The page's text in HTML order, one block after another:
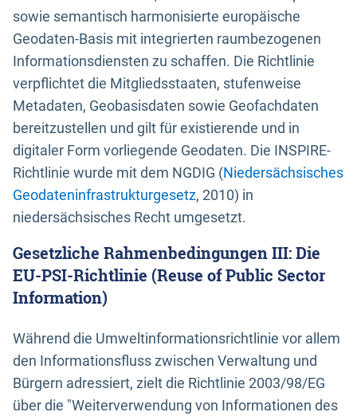
sowie semantisch harmonisierte europäische
Geodaten-Basis mit integrierten raumbezogenen
Informationsdiensten zu schaffen. Die Richtlinie
verpflichtet die Mitgliedsstaaten, stufenweise
Metadaten, Geobasisdaten sowie Geofachdaten
bereitzustellen und gilt für existierende und in
digitaler Form vorliegende Geodaten. Die INSPIRE-
Richtlinie wurde mit dem NGDIG (Niedersächsisches
Geodateninfrastrukturgesetz, 2010) in
niedersächsisches Recht umgesetzt.
Gesetzliche Rahmenbedingungen III: Die
EU-PSI-Richtlinie (Reuse of Public Sector
Information)
Während die Umweltinformationsrichtlinie vor allem
den Informationsfluss zwischen Verwaltung und
Bürgern adressiert, zielt die Richtlinie 2003/98/EG
über die "Weiterverwendung von Informationen des